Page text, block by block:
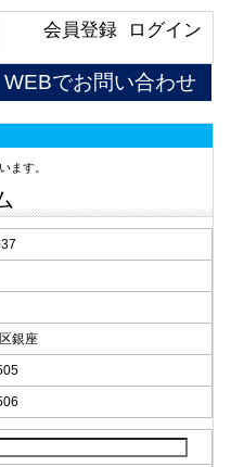
ログイン
会員登録
WEBでお問い合わせ
ます。
銀座